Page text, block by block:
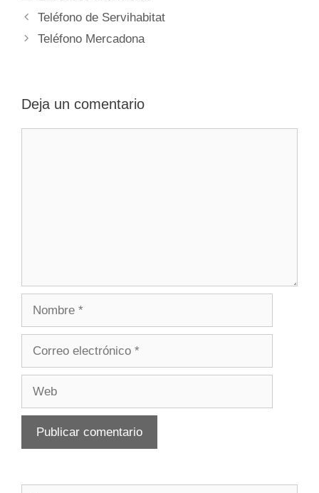
Navegación
de
Teléfono de Servihabitat
Teléfono Mercadona
Deja un comentario